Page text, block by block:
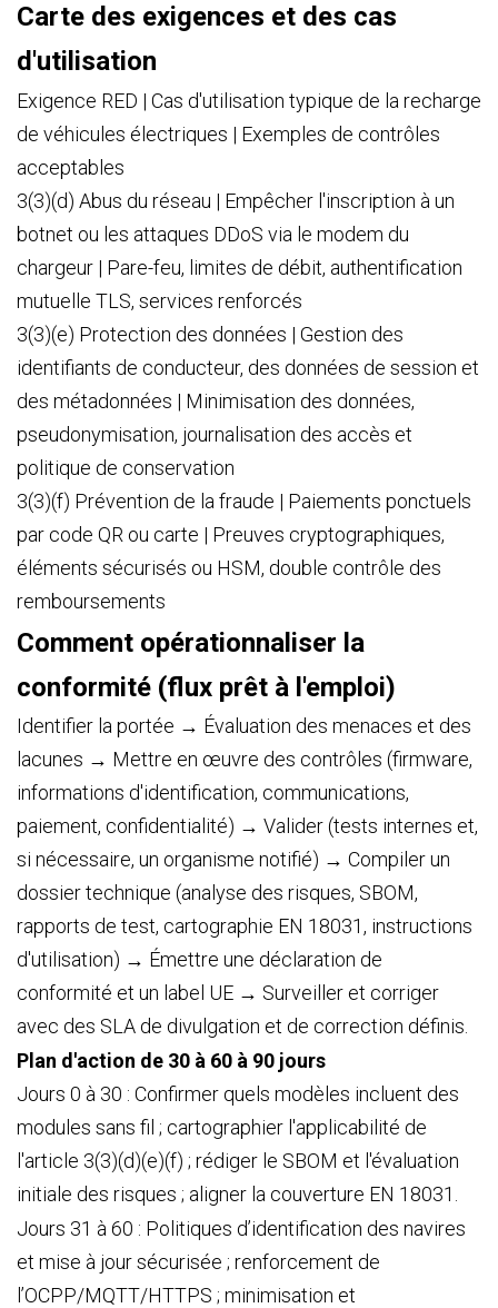
Carte des exigences et des cas
d'utilisation
Exigence RED | Cas d'utilisation typique de la recharge
de véhicules électriques | Exemples de contrôles
acceptables
3(3)(d) Abus du réseau | Empêcher l'inscription à un
botnet ou les attaques DDoS via le modem du
chargeur | Pare-feu, limites de débit, authentification
mutuelle TLS, services renforcés
3(3)(e) Protection des données | Gestion des
identifiants de conducteur, des données de session et
des métadonnées | Minimisation des données,
pseudonymisation, journalisation des accès et
politique de conservation
3(3)(f) Prévention de la fraude | Paiements ponctuels
par code QR ou carte | Preuves cryptographiques,
éléments sécurisés ou HSM, double contrôle des
remboursements
Comment opérationnaliser la
conformité (flux prêt à l'emploi)
Identifier la portée → Évaluation des menaces et des
lacunes → Mettre en œuvre des contrôles (firmware,
informations d'identification, communications,
paiement, confidentialité) → Valider (tests internes et,
si nécessaire, un organisme notifié) → Compiler un
dossier technique (analyse des risques, SBOM,
rapports de test, cartographie EN 18031, instructions
d'utilisation) → Émettre une déclaration de
conformité et un label UE → Surveiller et corriger
avec des SLA de divulgation et de correction définis.
Plan d'action de 30 à 60 à 90 jours
Jours 0 à 30 : Confirmer quels modèles incluent des
modules sans fil ; cartographier l'applicabilité de
l'article 3(3)(d)(e)(f) ; rédiger le SBOM et l'évaluation
initiale des risques ; aligner la couverture EN 18031.
Jours 31 à 60 : Politiques d’identification des navires
et mise à jour sécurisée ; renforcement de
l’OCPP/MQTT/HTTPS ; minimisation et